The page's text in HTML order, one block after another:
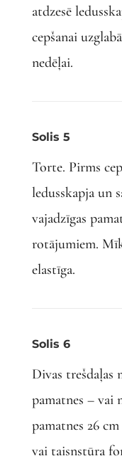
atdzesē
cepšanai
nedēļai.
Solis 5
Torte. Pirms
ledusskapja un
vajadzīgas
rotājumiem.
elastīga.
Solis 6
Divas
pamatnes – vai
pamatnes 26
vai taisnstūra